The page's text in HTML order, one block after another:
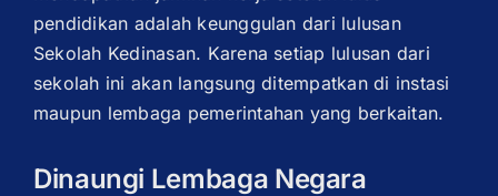
pendidikan adalah keunggulan dari lulusan
Sekolah Kedinasan. Karena setiap lulusan dari
sekolah ini akan langsung ditempatkan di instasi
maupun lembaga pemerintahan yang berkaitan.
Dinaungi Lembaga Negara